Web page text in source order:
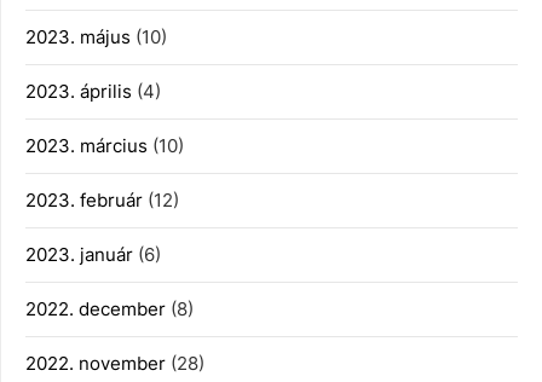
2023. május (10)
2023. április (4)
2023. március (10)
2023. február (12)
2023. január (6)
2022. december (8)
2022. november (28)